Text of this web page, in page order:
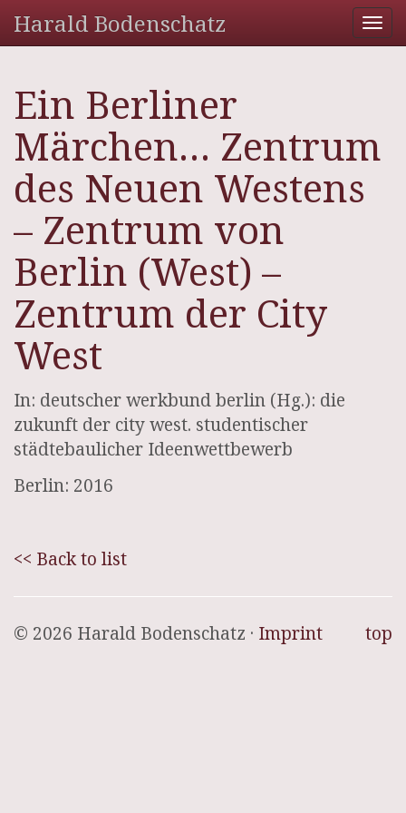
Harald Bodenschatz
Ein Berliner
Märchen… Zentrum
des Neuen Westens
– Zentrum von
Berlin (West) –
Zentrum der City
West
In: deutscher werkbund berlin (Hg.): die
zukunft der city west. studentischer
städtebaulicher Ideenwettbewerb
Berlin: 2016
<< Back to list
top
© 2026 Harald Bodenschatz · Imprint